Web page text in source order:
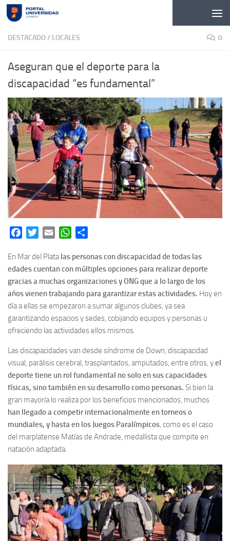
Skip to content
DESTACADO/ LOCALES 0
Aseguran que el deporte para la
discapacidad “es fundamental”
FacebookTwitterEmail WhatsApp
En Mar del Platalas personas con discapacidad de todas las
edades cuentan con múltiples opciones para realizar deporte
gracias a muchas organizaciones y ONG que a lo largo de los
años vienen trabajando para garantizar estas actividades. Hoy en
día a ellas se empezaron a sumar algunos clubes, ya sea
garantizando espacios y sedes, cobijando equipos y personas u
ofreciendo las actividades ellos mismos.
Las discapacidades van desde síndrome de Down, discapacidad
visual, parálisis cerebral, trasplantados, amputados, entre otros, yel
deporte tiene un rol fundamental no solo en sus capacidades
físicas, sino también en su desarrollo como personas. Si bien la
gran mayoría lo realiza por los beneficios mencionados, muchos
han llegado a competir internacionalmente en torneos o
mundiales, y hasta en los Juegos Paralímpicos, como es el caso
del marplatense Matías de Andrade, medallista que compite en
natación adaptada.